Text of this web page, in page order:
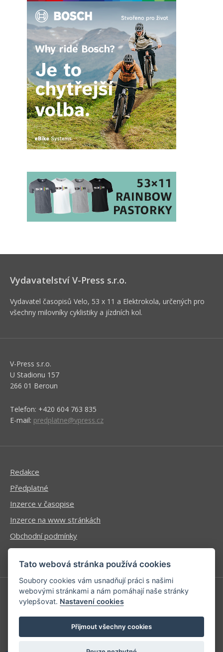
Vydavatelství V-Press s.r.o.
Vydavatel časopisů Velo, 53 x 11 a Elektrokola, určených pro
všechny milovníky cyklistiky a jízdních kol.
V-Press s.r.o.
U Stadionu 157
266 01 Beroun
Telefon: +420 604 763 835
E-mail: predplatne@vpress.cz
Redakce
Předplatné
Inzerce v časopise
Inzerce na www stránkách
Obchodní podmínky
Ochrana osobních údajů
Příhlášení | Registrace
Kontaktní informace
Mapa stránek
Tato webová stránka používá cookies
Soubory cookies vám usnadňují práci s našimi
webovými stránkami a nám pomáhají naše stránky
vylepšovat. Nastavení cookies
Přijmout všechny cookies